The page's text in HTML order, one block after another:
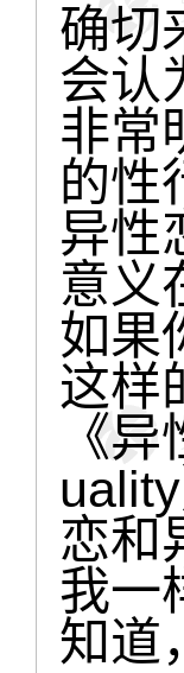
确切
会认
非常
的性
异性
意义
如果
这样
《
恋和
我一
知道